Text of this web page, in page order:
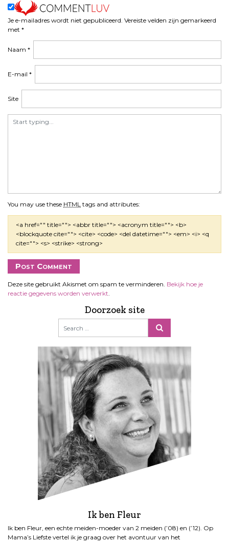
v
i
g
a
e
Je e-mailadres wordt niet gepubliceerd. Vereiste velden zijn gemarkeerd
met *
You may use these HTML tags and attributes:
<a href="" title=""> <abbr title=""> <acronym title=""> <b>
<blockquote cite=""> <cite> <code> <del datetime=""> <em> <i> <q
cite=""> <s> <strike> <strong>
Naam *
E-mail *
Site
Deze site gebruikt Akismet om spam te verminderen. Bekijk hoe je
reactie gegevens worden verwerkt.
Doorzoek site
Ik ben Fleur
Ik ben Fleur, een echte meiden-moeder van 2 meiden (’08) en (’12). Op
Mama’s Liefste vertel ik je graag over het avontuur van het